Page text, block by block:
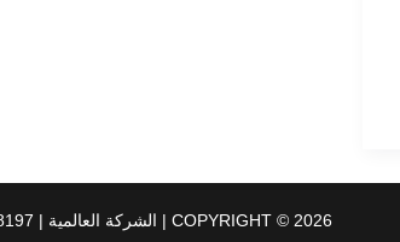
COPYRIGHT © 2026 | الشركة العالمية | 0503018197 |